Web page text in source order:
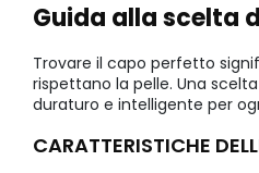
Guida alla scelta
Trovare il capo perfetto
rispettano la pelle. Una
duraturo e intelligente per
CARATTERISTICHE